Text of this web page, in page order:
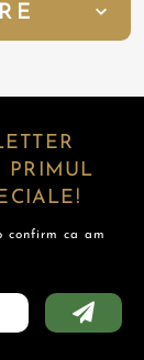
PRIMUL
confirm ca am